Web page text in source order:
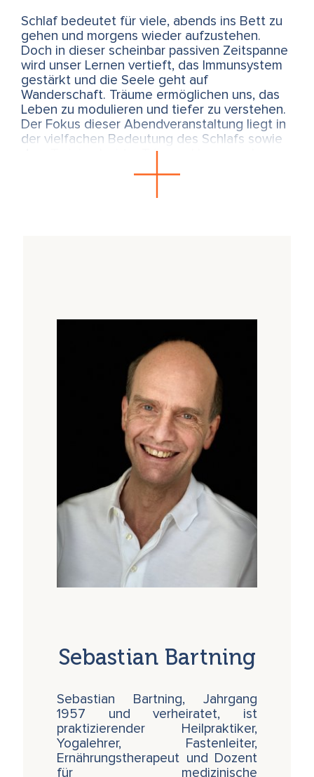
Schlaf bedeutet für viele, abends ins Bett zu
gehen und morgens wieder aufzustehen.
Doch in dieser scheinbar passiven Zeitspanne
wird unser Lernen vertieft, das Immunsystem
gestärkt und die Seele geht auf
Wanderschaft. Träume ermöglichen uns, das
Leben zu modulieren und tiefer zu verstehen.
Der Fokus dieser Abendveranstaltung liegt in
der vielfachen Bedeutung des Schlafs sowie
dem Training luzider Träume. Unangenehme
wiederholen, bis wir mit ihnen einverstanden
Sebastian Bartning
Sebastian Bartning, Jahrgang
1957 und verheiratet, ist
praktizierender Heilpraktiker,
Yogalehrer, Fastenleiter,
Ernährungstherapeut und Dozent
für medizinische